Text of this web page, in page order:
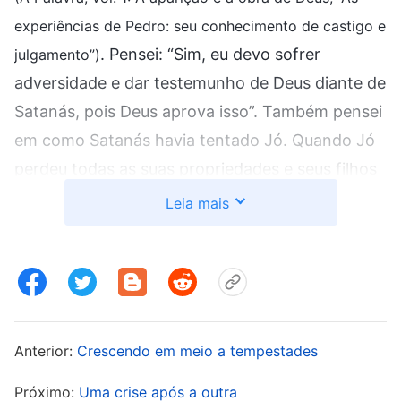
experiências de Pedro: seu conhecimento de castigo e
julgamento”). Pensei: “Sim, eu devo sofrer
adversidade e dar testemunho de Deus diante de
Satanás, pois Deus aprova isso”. Também pensei
em como Satanás havia tentado Jó. Quando Jó
perdeu todas as suas propriedades e seus filhos
em uma única noite e seu corpo se cobriu de
acabou levando à humilhação e ao fracasso de
Leia mais
Anterior: Crescendo em meio a tempestades
Próximo: Uma crise após a outra